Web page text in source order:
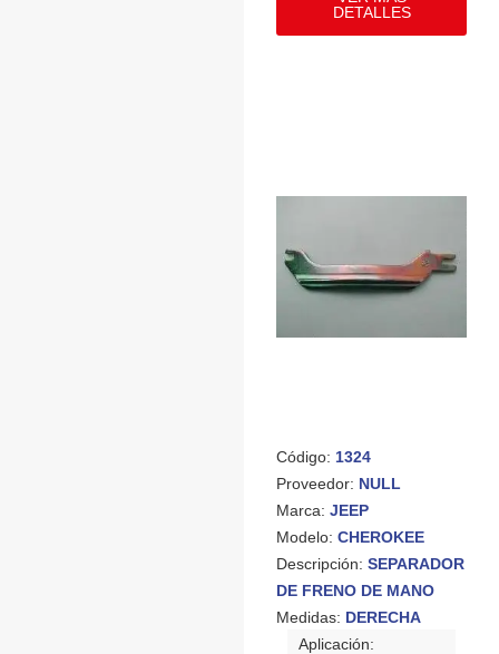
DETALLES
Código: 1324
Proveedor: NULL
Marca:JEEP
Modelo:CHEROKEE
Descripción:SEPARADOR
DE FRENO DE MANO
Medidas: DERECHA
Aplicación: